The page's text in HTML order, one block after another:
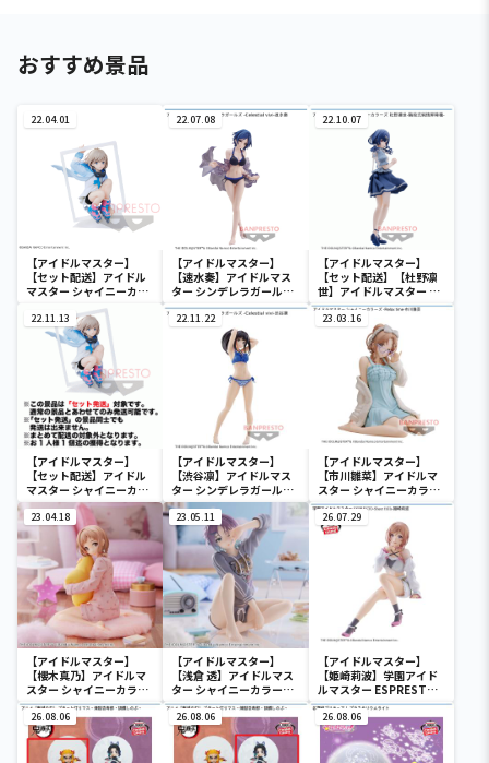
おすすめ景品
22.04.01
【アイドルマスター】
【セット配送】アイドル
マスター シャイニーカラ
ーズ ESPRESTO est-
Windy and Motions-芹
沢あさひ
22.07.08
【アイドルマスター】
【速水奏】アイドルマス
ター シンデレラガールズ
-Celestial vivi-速水奏
22.10.07
【アイドルマスター】
【セット配送】【杜野凛
世】アイドルマスター シ
ャイニーカラーズ 杜野凛
世-階段式純情昇降機-
22.11.13
【アイドルマスター】
【セット配送】アイドル
マスター シャイニーカラ
ーズ ESPRESTO est-
Windy and Motions-芹
沢あさひ
22.11.22
【アイドルマスター】
【渋谷凛】アイドルマス
ター シンデレラガールズ
-Celestial vivi-渋谷凛
23.03.16
【アイドルマスター】
【市川雛菜】アイドルマ
スター シャイニーカラー
ズ -Relax time-市川雛菜
23.04.18
【アイドルマスター】
【櫻木真乃】アイドルマ
スター シャイニーカラー
ズ -Relax time-櫻木真乃
23.05.11
【アイドルマスター】
【浅倉 透】アイドルマス
ター シャイニーカラーズ
-Relax time-浅倉 透
26.07.29
【アイドルマスター】
【姫崎莉波】学園アイド
ルマスター ESPRESTO-
Sheer frills-姫崎莉波
26.08.06 26.08.06 26.08.06